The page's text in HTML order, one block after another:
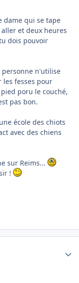
dame qui se tape
et deux heures
dois pouvoir
personne n'utilise
les fesses pour
poru le couché,
pas bon.
école des chiots
avec des chiens
sur Reims...
!